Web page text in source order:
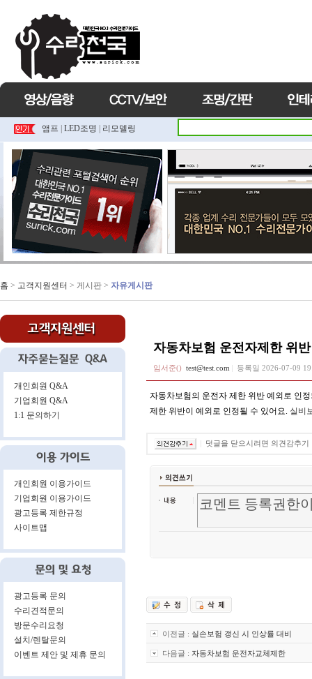
앰프 LED조명 리모델링
홈 > 고객지원센터 > 게시판 > 자유게시판
개인회원 Q&A
기업회원 Q&A
1:1 문의하기
개인회원 이용가이드
기업회원 이용가이드
광고등록 제한규정
사이트맵
광고등록 문의
수리견적문의
방문수리요청
설치/렌탈문의
이벤트 제안 및 제휴 문의
자동차보험 운전자제한 위
임서준() test@test.com 등록일 2026-07-09
자동차보험의 운전자 제한 위반 예외로 인
제한 위반이 예외로 인정될 수 있어요. 실비
덧글을 닫으시려면 의견감추기
이전글 : 실손보험 갱신 시 인상률 대비
다음글 : 자동차보험 운전자교체제한